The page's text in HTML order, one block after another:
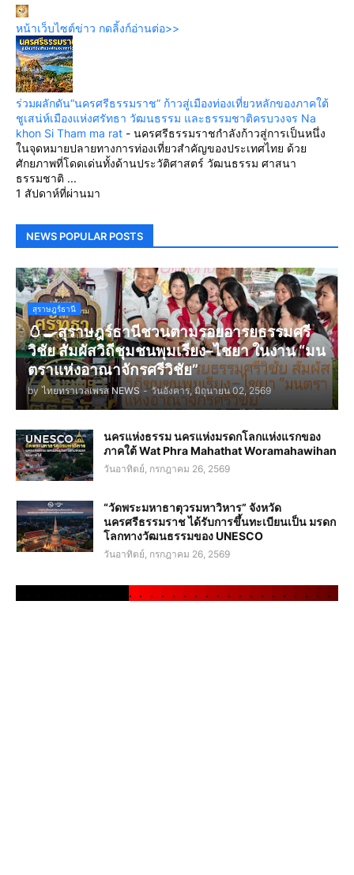
หน้าเว็บไซต์ข่าว กดลิ้งก์อ่านต่อ>>
ร่วมผลักดัน“นครศรีธรรมราช” ก้าวสู่เมืองท่องเที่ยวหลักของภาคใต้
ชูเสน่ห์เมืองแห่งศรัทธา วัฒนธรรม และธรรมชาติครบวงจร Na
khon Si Tham ma rat - นครศรีธรรมราชกำลังก้าวสู่การเป็นหนึ่ง
ในจุดหมายปลายทางการท่องเที่ยวสำคัญของประเทศไทย ด้วย
ศักยภาพที่โดดเด่นทั้งด้านประวัติศาสตร์ วัฒนธรรม ศาสนา
ธรรมชาติ ...
1 สัปดาห์ที่ผ่านมา
NEWS POPULAR POSTS
สุราษฎร์ธานี
🥚🍳สุราษฎร์ธานีชวนตามรอยอารยธรรมศรี
วิชัย สัมผัสวิถีชุมชนพุมเรียง–ไชยา ในงาน “มน
ตราแห่งอาณาจักรศรีวิชัย”
by ไทยทราเวลเพรส NEWS - วันอังคาร, มิถุนายน 02, 2569
นครแห่งธรรม นครแห่งมรดกโลกแห่งแรกของ
ภาคใต้ Wat Phra Mahathat Woramahawihan
วันอาทิตย์, กรกฎาคม 26, 2569
“วัดพระมหาธาตุวรมหาวิหาร” จังหวัด
นครศรีธรรมราช ได้รับการขึ้นทะเบียนเป็น มรดก
โลกทางวัฒนธรรมของ UNESCO
วันอาทิตย์, กรกฎาคม 26, 2569
. . . . . . . . . . . . . . . . . . .